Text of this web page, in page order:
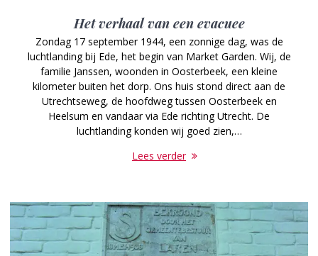
Het verhaal van een evacuee
Zondag 17 september 1944, een zonnige dag, was de
luchtlanding bij Ede, het begin van Market Garden. Wij, de
familie Janssen, woonden in Oosterbeek, een kleine
kilometer buiten het dorp. Ons huis stond direct aan de
Utrechtseweg, de hoofdweg tussen Oosterbeek en
Heelsum en vandaar via Ede richting Utrecht. De
luchtlanding konden wij goed zien,…
Lees verder